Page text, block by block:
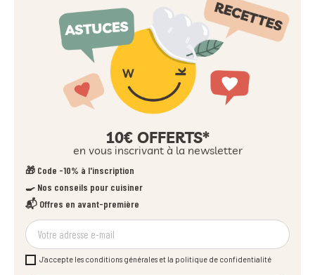
10€ OFFERTS*
en vous inscrivant à la newsletter
🎁 Code -10% à l'inscription
🍳 Nos conseils pour cuisiner
📬 Offres en avant-première
J'accepte les conditions générales et la politique de confidentialité